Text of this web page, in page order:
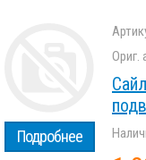
Подробнее